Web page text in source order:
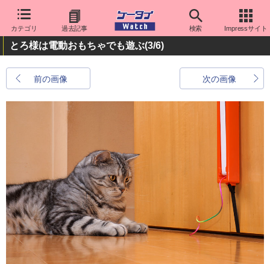
カテゴリ 過去記事 検索 Impressサイト
とろ様は電動おもちゃでも遊ぶ(3/6)
前の画像 次の画像